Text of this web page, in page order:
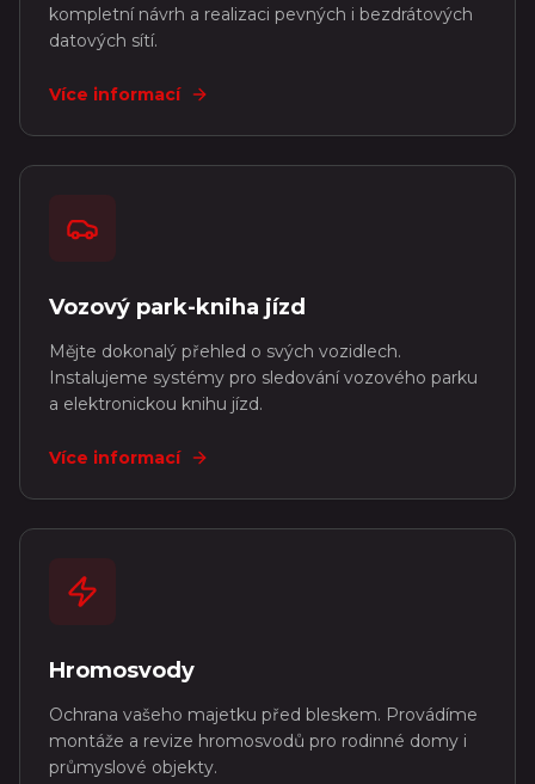
kompletní návrh a realizaci pevných i bezdrátových
datových sítí.
Více informací
Vozový park-kniha jízd
Mějte dokonalý přehled o svých vozidlech.
Instalujeme systémy pro sledování vozového parku
a elektronickou knihu jízd.
Více informací
Hromosvody
Ochrana vašeho majetku před bleskem. Provádíme
montáže a revize hromosvodů pro rodinné domy i
průmyslové objekty.